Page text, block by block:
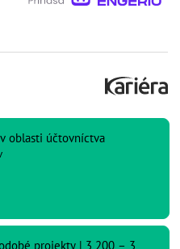
oblasti účtovníctva
projekty | 3 200 – 3